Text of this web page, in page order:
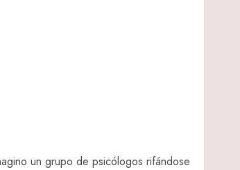
un grupo de psicólogos rifándose